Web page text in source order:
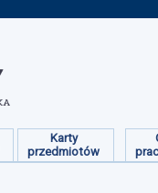
Karty
przedmiotów